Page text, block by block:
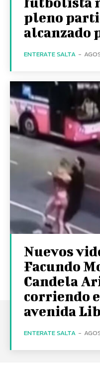
pleno
alcanzado
ENTERATE SALTA -
Nuevos
Facundo
Candela
corriendo
avenida
ENTERATE SALTA -